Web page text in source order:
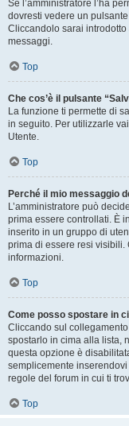
Se l’amministratore l’ha
dovresti vedere un
Cliccandolo sarai
messaggi.
Top
Che cos’è il pulsante
La funzione ti permette di
in seguito. Per utilizzarle
Utente.
Top
Perché il mio messaggio
L’amministratore può
prima essere controllati. È
inserito in un gruppo di
prima di essere resi visibili.
informazioni.
Top
Come posso spostare in
Cliccando sul
spostarlo in cima alla lista,
questa opzione è
semplicemente
regole del forum in cui ti
Top